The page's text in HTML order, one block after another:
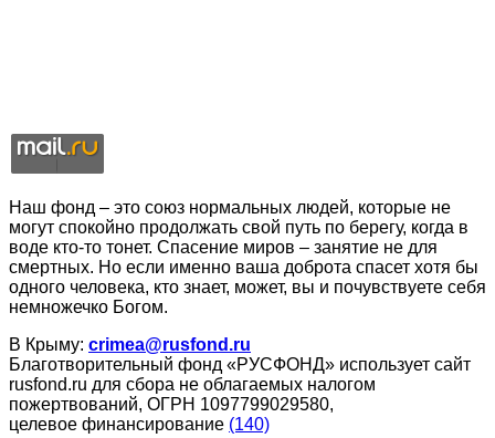
Наш фонд – это союз нормальных людей, которые не
могут спокойно продолжать свой путь по берегу, когда в
воде кто-то тонет. Спасение миров – занятие не для
смертных. Но если именно ваша доброта спасет хотя бы
одного человека, кто знает, может, вы и почувствуете себя
немножечко Богом.
В Крыму: crimea@rusfond.ru
Благотворительный фонд «РУСФОНД» использует сайт
rusfond.ru для сбора не облагаемых налогом
пожертвований, ОГРН 1097799029580,
целевое финансирование (140)